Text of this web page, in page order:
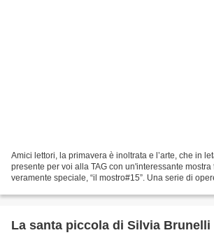
Amici lettori, la primavera è inoltrata e l’arte, che in
presente per voi alla TAG con un'interessante
veramente speciale, “il mostro#15”. Una serie di
La santa piccola di Silvia Brunelli